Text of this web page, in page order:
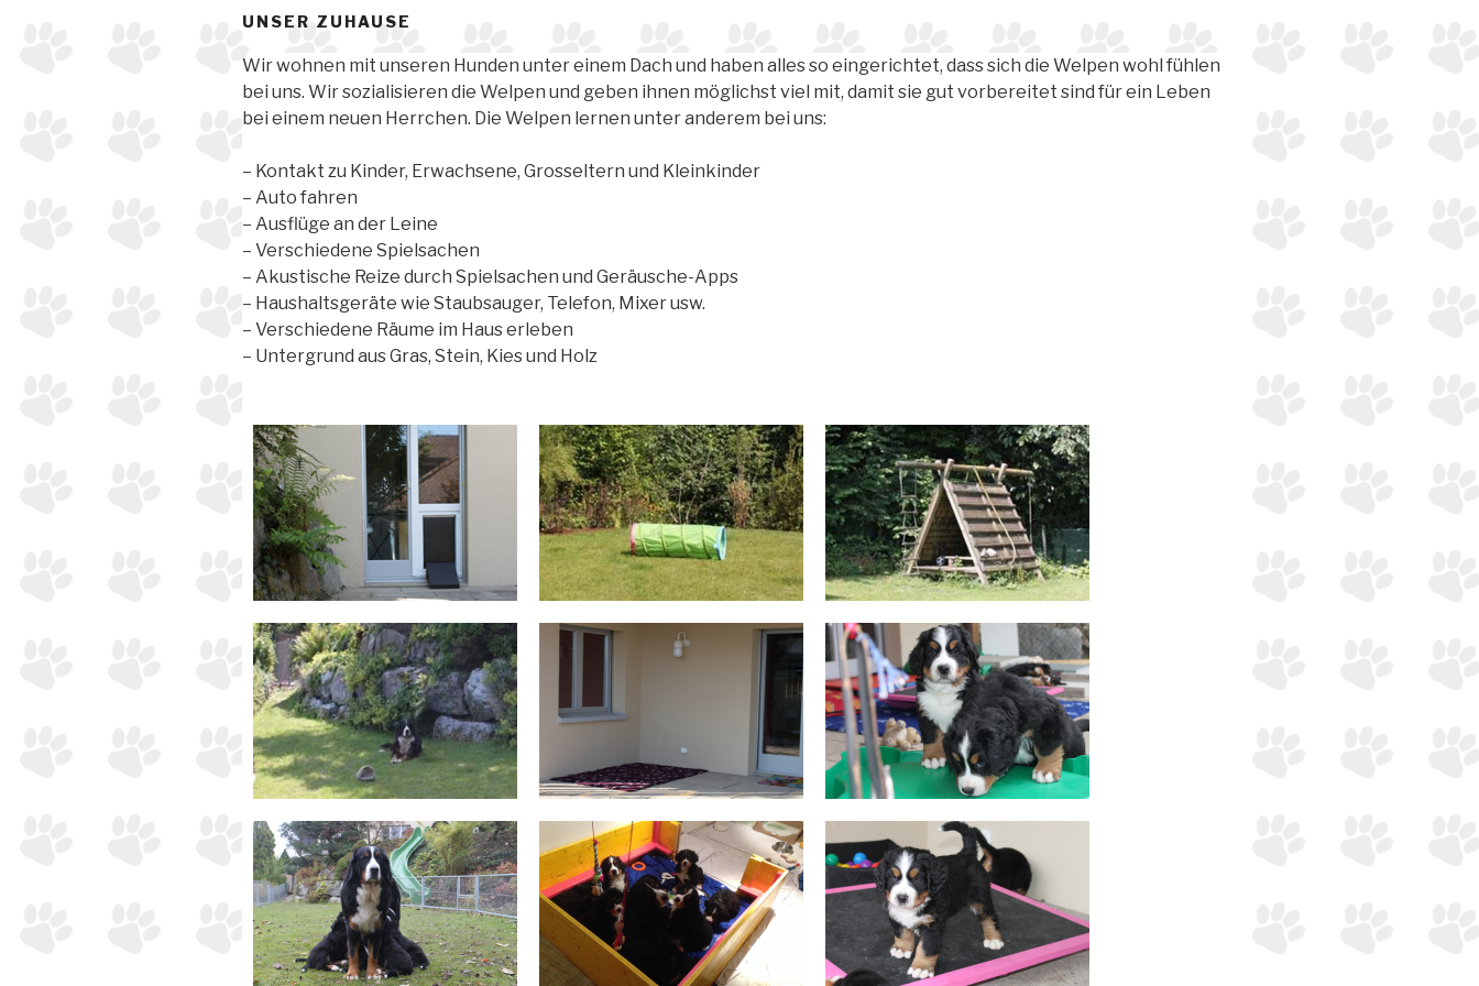
UNSER ZUHAUSE
Wir wohnen mit unseren Hunden unter einem Dach und haben alles so eingerichtet, dass sich die Welpen wohl fühlen
bei uns. Wir sozialisieren die Welpen und geben ihnen möglichst viel mit, damit sie gut vorbereitet sind für ein Leben
bei einem neuen Herrchen. Die Welpen lernen unter anderem bei uns:
– Kontakt zu Kinder, Erwachsene, Grosseltern und Kleinkinder
– Auto fahren
– Ausflüge an der Leine
– Verschiedene Spielsachen
– Akustische Reize durch Spielsachen und Geräusche-Apps
– Haushaltsgeräte wie Staubsauger, Telefon, Mixer usw.
– Verschiedene Räume im Haus erleben
– Untergrund aus Gras, Stein, Kies und Holz